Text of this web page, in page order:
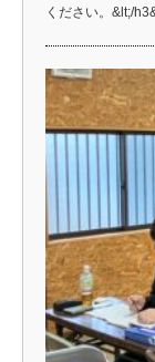
ください。&lt;/